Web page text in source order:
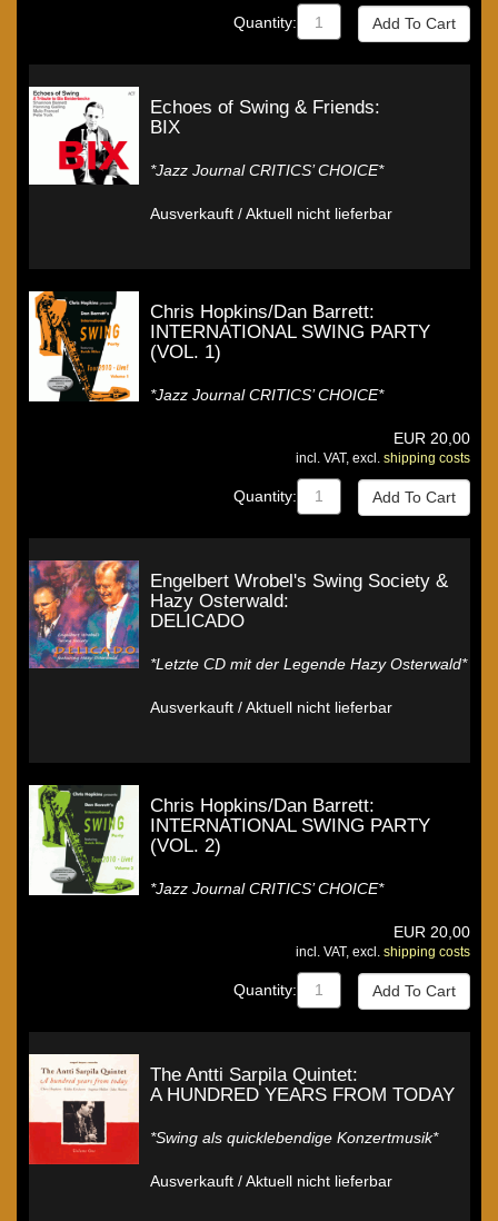
Quantity:
Echoes of Swing & Friends:
BIX
*Jazz Journal CRITICS’ CHOICE*
Ausverkauft / Aktuell nicht lieferbar
Chris Hopkins/Dan Barrett:
INTERNATIONAL SWING PARTY
(VOL. 1)
*Jazz Journal CRITICS’ CHOICE*
EUR 20,00
incl. VAT, excl. shipping costs
Quantity:
Engelbert Wrobel's Swing Society &
Hazy Osterwald:
DELICADO
*Letzte CD mit der Legende Hazy Osterwald*
Ausverkauft / Aktuell nicht lieferbar
Chris Hopkins/Dan Barrett:
INTERNATIONAL SWING PARTY
(VOL. 2)
*Jazz Journal CRITICS’ CHOICE*
EUR 20,00
incl. VAT, excl. shipping costs
Quantity:
The Antti Sarpila Quintet:
A HUNDRED YEARS FROM TODAY
*Swing als quicklebendige Konzertmusik*
Ausverkauft / Aktuell nicht lieferbar